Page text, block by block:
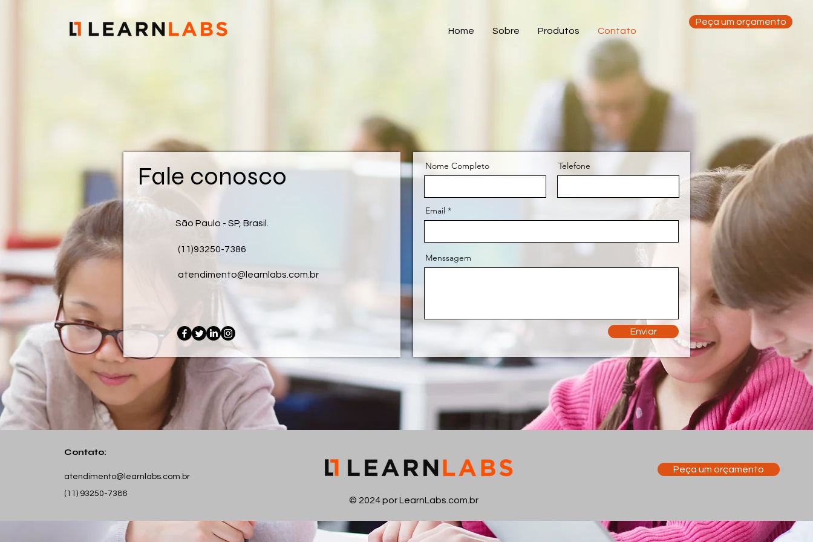
Home Sobre Produtos Contato
Peça um orçamento
Fale conosco
São Paulo - SP, Brasil.
(11)93250-7386
atendimento@learnlabs.com.br
Nome Completo Telefone
Email
Menssagem
Enviar
Contato:
atendimento@learnlabs.com.br
(11) 93250-7386
© 2024 por LearnLabs.com.br
Peça um orçamento